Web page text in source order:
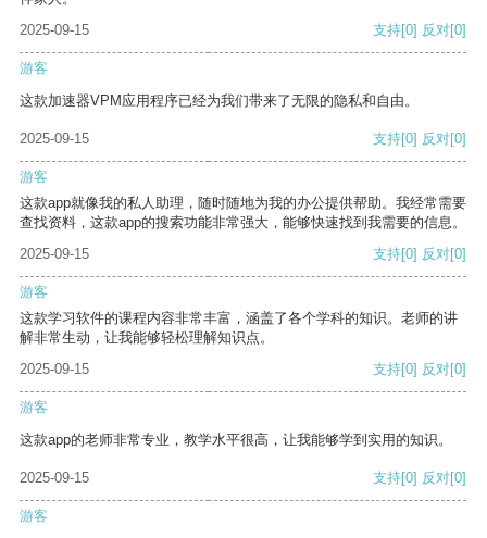
2025-09-15
支持[0] 反对[0]
游客
这款加速器VPM应用程序已经为我们带来了无限的隐私和自由。
2025-09-15 支持[0] 反对[0]
游客
这款app就像我的私人助理，随时随地为我的办公提供帮助。我经常需要
查找资料，这款app的搜索功能非常强大，能够快速找到我需要的信息。
2025-09-15
支持[0] 反对[0]
游客
这款学习软件的课程内容非常丰富，涵盖了各个学科的知识。老师的讲
解非常生动，让我能够轻松理解知识点。
2025-09-15
支持[0] 反对[0]
游客
这款app的老师非常专业，教学水平很高，让我能够学到实用的知识。
2025-09-15 支持[0] 反对[0]
游客